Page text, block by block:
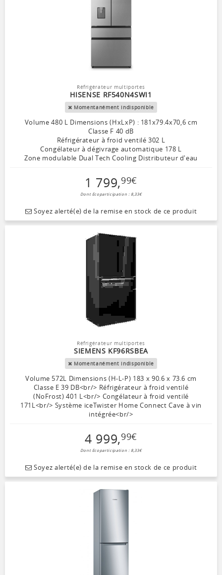
Réfrigérateur multiportes
HISENSE RF540N4SWI1
Momentanément indisponible
Volume 480 L Dimensions (HxLxP) : 181x79.4x70,6 cm
Classe F 40 dB
Réfrigérateur à froid ventilé 302 L
Congélateur à dégivrage automatique 178 L
Zone modulable Dual Tech Cooling Distributeur d'eau
1 799,99€
Dont Ecoparticipation : 8,33€
Soyez alerté(e) de la remise en stock de ce produit
Réfrigérateur multiportes
SIEMENS KF96RSBEA
Momentanément indisponible
Volume 572L Dimensions (H-L-P) 183 x 90.6 x 73.6 cm
Classe E 39 DB<br/> Réfrigérateur à froid ventilé
(NoFrost) 401 L<br/> Congélateur à froid ventilé
171L<br/> Système iceTwister Home Connect Cave à vin
intégrée<br/>
4 999,99€
Dont Ecoparticipation : 8,33€
Soyez alerté(e) de la remise en stock de ce produit